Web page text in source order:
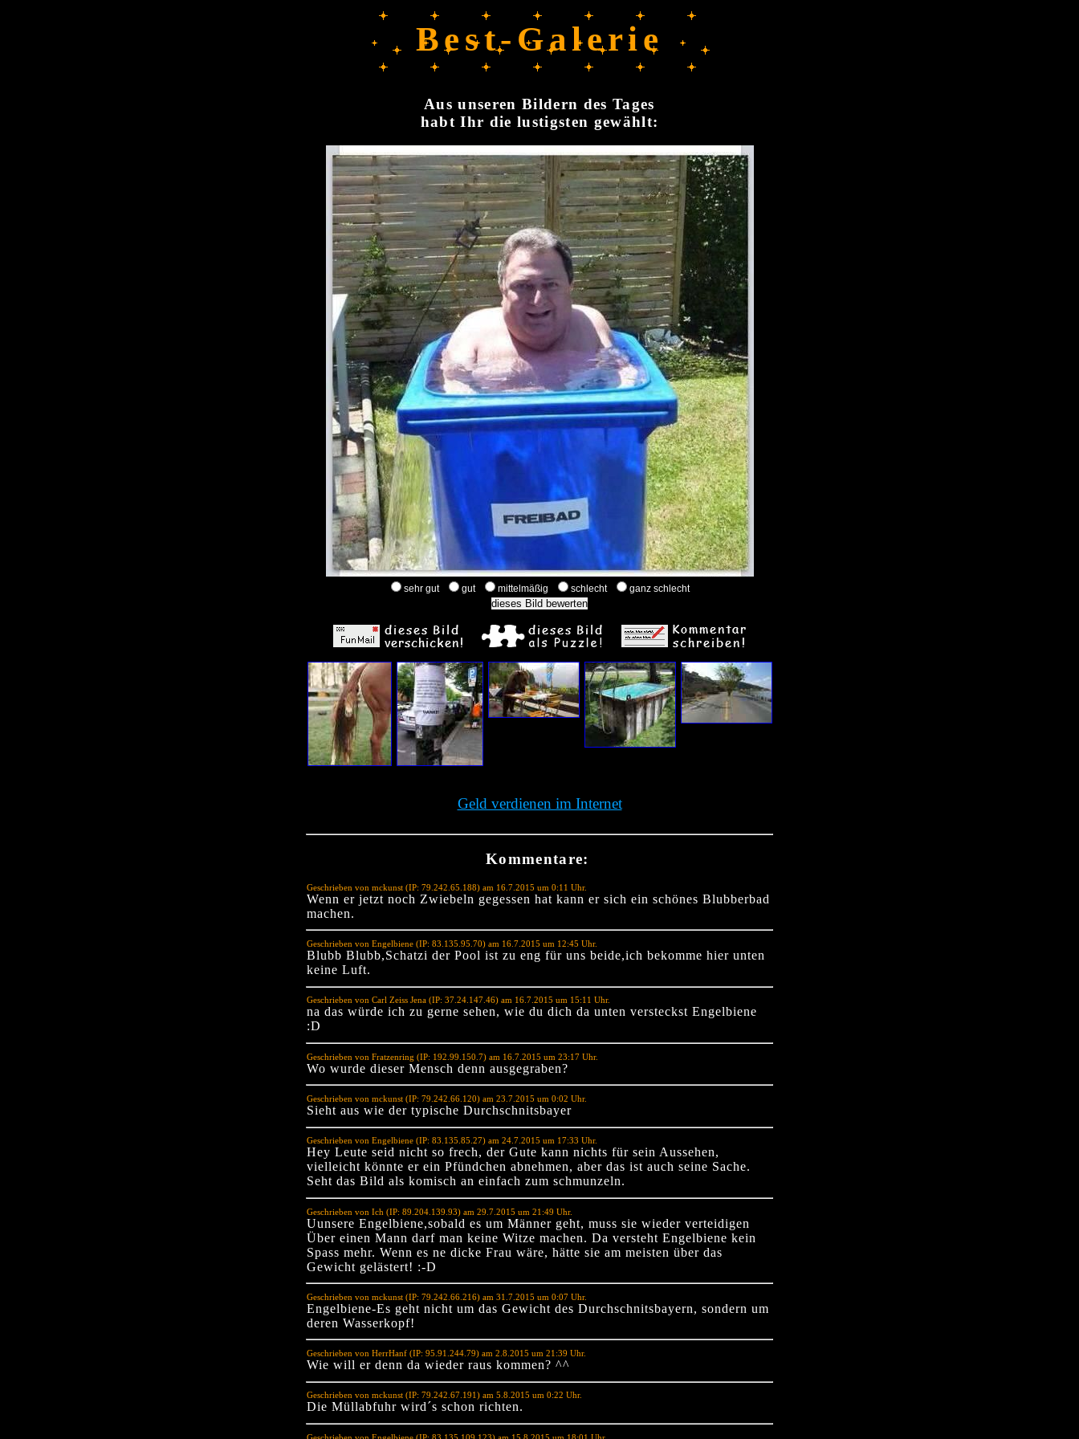
Best-Galerie
Aus unseren Bildern des Tages
habt Ihr die lustigsten gewählt:
sehr gut gut mittelmäßig schlecht ganz schlecht
Geld verdienen im Internet
Kommentare:
Geschrieben von mckunst (IP: 79.242.65.188) am 16.7.2015 um 0:11 Uhr.
Wenn er jetzt noch Zwiebeln gegessen hat kann er sich ein schönes Blubberbad
machen.
Geschrieben von Engelbiene (IP: 83.135.95.70) am 16.7.2015 um 12:45 Uhr.
Blubb Blubb,Schatzi der Pool ist zu eng für uns beide,ich bekomme hier unten
keine Luft.
Geschrieben von Carl Zeiss Jena (IP: 37.24.147.46) am 16.7.2015 um 15:11 Uhr.
na das würde ich zu gerne sehen, wie du dich da unten versteckst Engelbiene
:D
Geschrieben von Fratzenring (IP: 192.99.150.7) am 16.7.2015 um 23:17 Uhr.
Wo wurde dieser Mensch denn ausgegraben?
Geschrieben von mckunst (IP: 79.242.66.120) am 23.7.2015 um 0:02 Uhr.
Sieht aus wie der typische Durchschnitsbayer
Geschrieben von Engelbiene (IP: 83.135.85.27) am 24.7.2015 um 17:33 Uhr.
Hey Leute seid nicht so frech, der Gute kann nichts für sein Aussehen,
vielleicht könnte er ein Pfündchen abnehmen, aber das ist auch seine Sache.
Seht das Bild als komisch an einfach zum schmunzeln.
Geschrieben von Ich (IP: 89.204.139.93) am 29.7.2015 um 21:49 Uhr.
Uunsere Engelbiene,sobald es um Männer geht, muss sie wieder verteidigen
Über einen Mann darf man keine Witze machen. Da versteht Engelbiene kein
Spass mehr. Wenn es ne dicke Frau wäre, hätte sie am meisten über das
Gewicht gelästert! :-D
Geschrieben von mckunst (IP: 79.242.66.216) am 31.7.2015 um 0:07 Uhr.
Engelbiene-Es geht nicht um das Gewicht des Durchschnitsbayern, sondern um
deren Wasserkopf!
Geschrieben von HerrHanf (IP: 95.91.244.79) am 2.8.2015 um 21:39 Uhr.
Wie will er denn da wieder raus kommen? ^^
Geschrieben von mckunst (IP: 79.242.67.191) am 5.8.2015 um 0:22 Uhr.
Die Müllabfuhr wird´s schon richten.